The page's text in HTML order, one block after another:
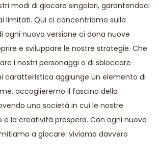
modi di giocare singolari, garantendoci
limitati. Qui ci concentriamo sulla
ogni nuova versione ci dona nuove
e sviluppare le nostre strategie. Che
i nostri personaggi o di sbloccare
caratteristica aggiunge un elemento di
accoglieremo il fascino della
una società in cui le nostre
la creatività prospera. Con ogni nuova
a giocare: viviamo davvero